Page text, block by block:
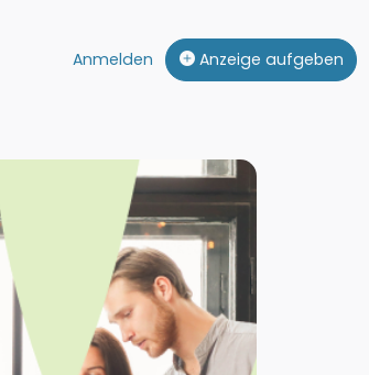
Anmelden Anzeige aufgeben